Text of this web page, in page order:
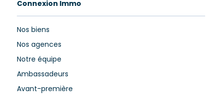
Connexion Immo
Nos biens
Nos agences
Notre équipe
Ambassadeurs
Avant-première